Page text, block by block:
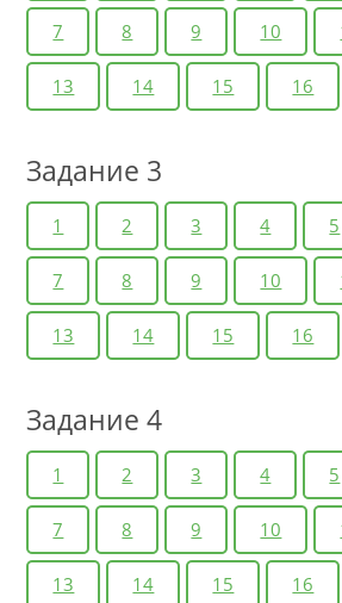
7 8 9 10
13 14 15 16
Задание 3
1 2 3 4 5
7 8 9 10
13 14 15 16
Задание 4
1 2 3 4 5
7 8 9 10
13 14 15 16